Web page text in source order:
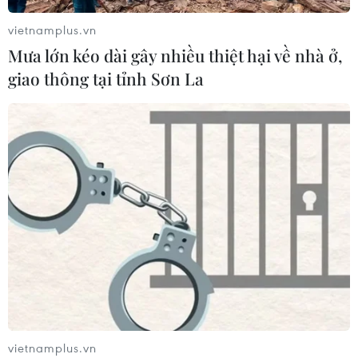
Dịch Ebola: Số ca tử vong ở châu Phi
tăng lên hơn 1.000 người
22/07/2026 22:56
Tỷ phú Bill Gates nhấn mạnh tầm
quan trọng của đầu tư vào con người
và công nghệ
22/07/2026 06:02
Xem thêm
vietnamplus.vn
Mưa lớn kéo dài gây nhiều thiệt hại về nhà ở,
giao thông tại tỉnh Sơn La
vietnamplus.vn